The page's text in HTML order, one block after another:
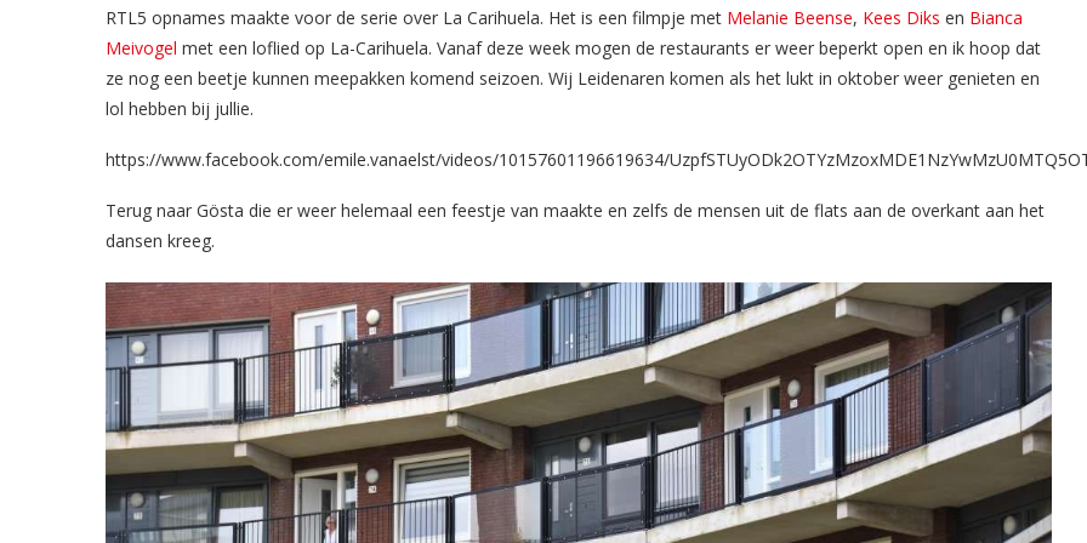
RTL5 opnames maakte voor de serie over La Carihuela. Het is een filmpje met Melanie Beense, Kees Diks en Bianca
Meivogel met een loflied op La-Carihuela. Vanaf deze week mogen de restaurants er weer beperkt open en ik hoop dat
ze nog een beetje kunnen meepakken komend seizoen. Wij Leidenaren komen als het lukt in oktober weer genieten en
lol hebben bij jullie.
https://www.facebook.com/emile.vanaelst/videos/10157601196619634/
Terug naar Gösta die er weer helemaal een feestje van maakte en zelfs de mensen uit de flats aan de overkant aan het
dansen kreeg.